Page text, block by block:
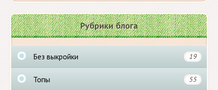
Рубрики блога
Без выкройки 19
Топы 55